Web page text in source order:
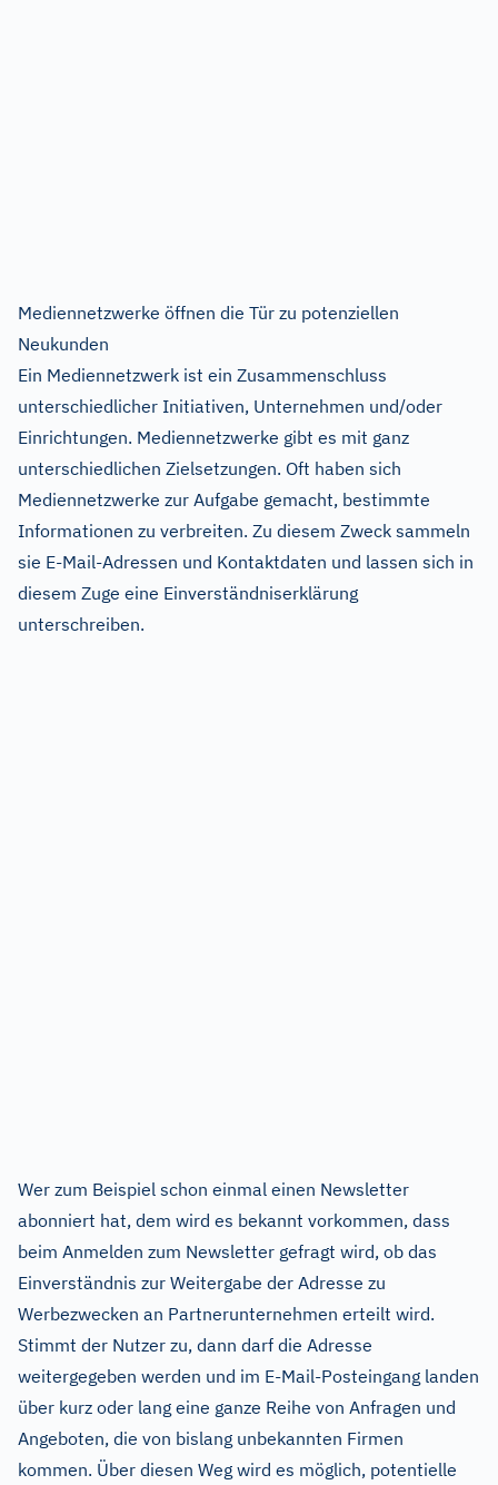
Mediennetzwerke öffnen die Tür zu potenziellen
Neukunden
Ein Mediennetzwerk ist ein Zusammenschluss
unterschiedlicher Initiativen, Unternehmen und/oder
Einrichtungen. Mediennetzwerke gibt es mit ganz
unterschiedlichen Zielsetzungen. Oft haben sich
Mediennetzwerke zur Aufgabe gemacht, bestimmte
Informationen zu verbreiten. Zu diesem Zweck sammeln
sie E-Mail-Adressen und Kontaktdaten und lassen sich in
diesem Zuge eine Einverständniserklärung
unterschreiben.
Wer zum Beispiel schon einmal einen Newsletter
abonniert hat, dem wird es bekannt vorkommen, dass
beim Anmelden zum Newsletter gefragt wird, ob das
Einverständnis zur Weitergabe der Adresse zu
Werbezwecken an Partnerunternehmen erteilt wird.
Stimmt der Nutzer zu, dann darf die Adresse
weitergegeben werden und im E-Mail-Posteingang landen
über kurz oder lang eine ganze Reihe von Anfragen und
Angeboten, die von bislang unbekannten Firmen
kommen. Über diesen Weg wird es möglich, potentielle